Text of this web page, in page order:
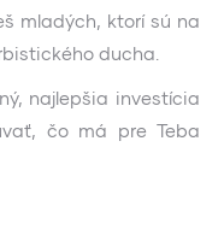
mladých, ktorí sú na
ducha.
najlepšia investícia
čo má pre Teba